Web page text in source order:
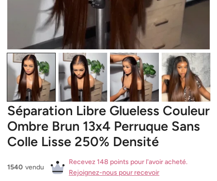
OUVRIR LE MÉDIA DANS LA VUE GALERIE
Séparation Libre Glueless Couleur
Ombre Brun 13x4 Perruque Sans
Colle Lisse 250% Densité
1540 vendu
Recevez 148 points pour l'avoir acheté.
Rejoignez-nous pour recevoir